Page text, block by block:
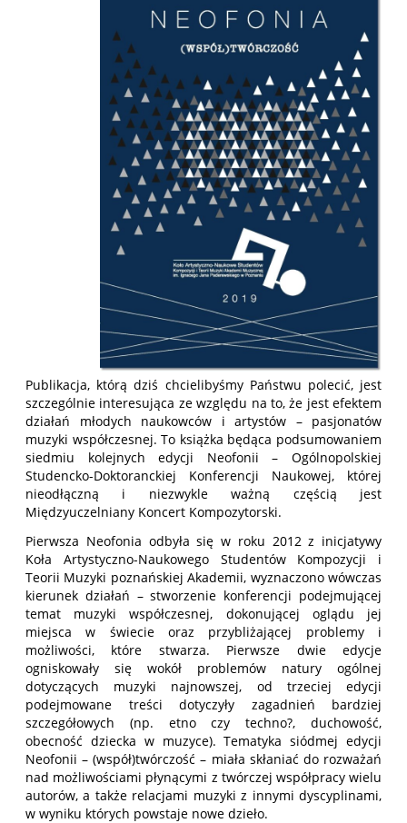
Publikacja, którą dziś chcielibyśmy Państwu polecić, jest
szczególnie interesująca ze względu na to, że jest efektem
działań młodych naukowców i artystów – pasjonatów
muzyki współczesnej. To książka będąca podsumowaniem
siedmiu kolejnych edycji Neofonii – Ogólnopolskiej
Studencko-Doktoranckiej Konferencji Naukowej, której
nieodłączną i niezwykle ważną częścią jest
Międzyuczelniany Koncert Kompozytorski.
Pierwsza Neofonia odbyła się w roku 2012 z inicjatywy
Koła Artystyczno-Naukowego Studentów Kompozycji i
Teorii Muzyki poznańskiej Akademii, wyznaczono wówczas
kierunek działań – stworzenie konferencji podejmującej
temat muzyki współczesnej, dokonującej oglądu jej
miejsca w świecie oraz przybliżającej problemy i
możliwości, które stwarza. Pierwsze dwie edycje
ogniskowały się wokół problemów natury ogólnej
dotyczących muzyki najnowszej, od trzeciej edycji
podejmowane treści dotyczyły zagadnień bardziej
szczegółowych (np. etno czy techno?, duchowość,
obecność dziecka w muzyce). Tematyka siódmej edycji
Neofonii – (współ)twórczość – miała skłaniać do rozważań
nad możliwościami płynącymi z twórczej współpracy wielu
autorów, a także relacjami muzyki z innymi dyscyplinami,
w wyniku których powstaje nowe dzieło.